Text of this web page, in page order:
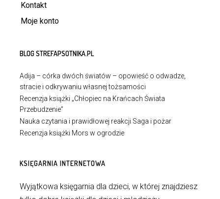
Kontakt
Moje konto
BLOG STREFAPSOTNIKA.PL
Adija – córka dwóch światów – opowieść o odwadze,
stracie i odkrywaniu własnej tożsamości
Recenzja książki „Chłopiec na Krańcach Świata
Przebudzenie”
Nauka czytania i prawidłowej reakcji Saga i pożar
Recenzja książki Mors w ogrodzie
KSIĘGARNIA INTERNETOWA
Wyjątkowa księgarnia dla dzieci, w której znajdziesz